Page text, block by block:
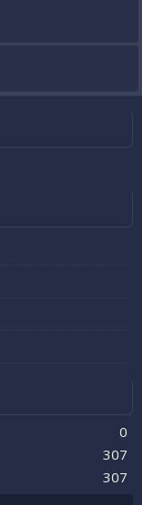
0
307
307